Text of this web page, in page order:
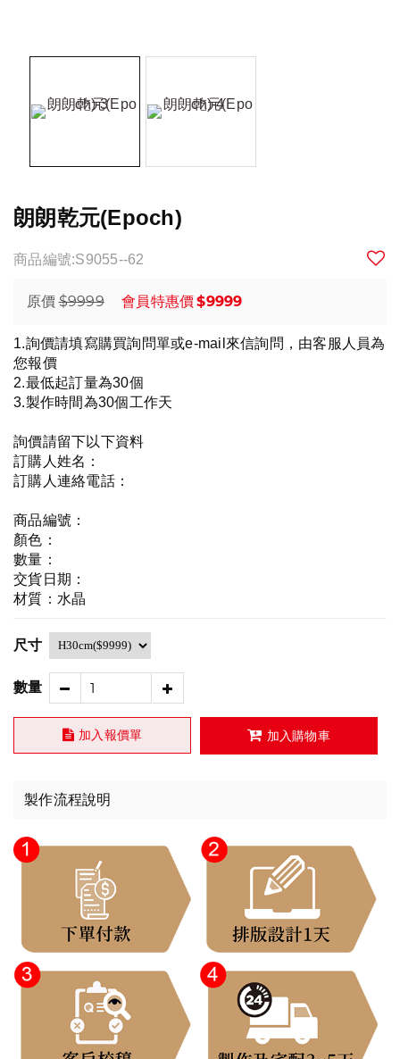
朗朗乾元(Epoch)
商品編號:S9055--62
原價 $9999 會員特惠價$9999
1.詢價請填寫購買詢問單或e-mail來信詢問，由客服人員為
您報價
2.最低起訂量為30個
3.製作時間為30個工作天
詢價請留下以下資料
訂購人姓名：
訂購人連絡電話：
商品編號：
顏色：
數量：
交貨日期：
材質：水晶
尺寸
數量
加入報價單 加入購物車
製作流程說明